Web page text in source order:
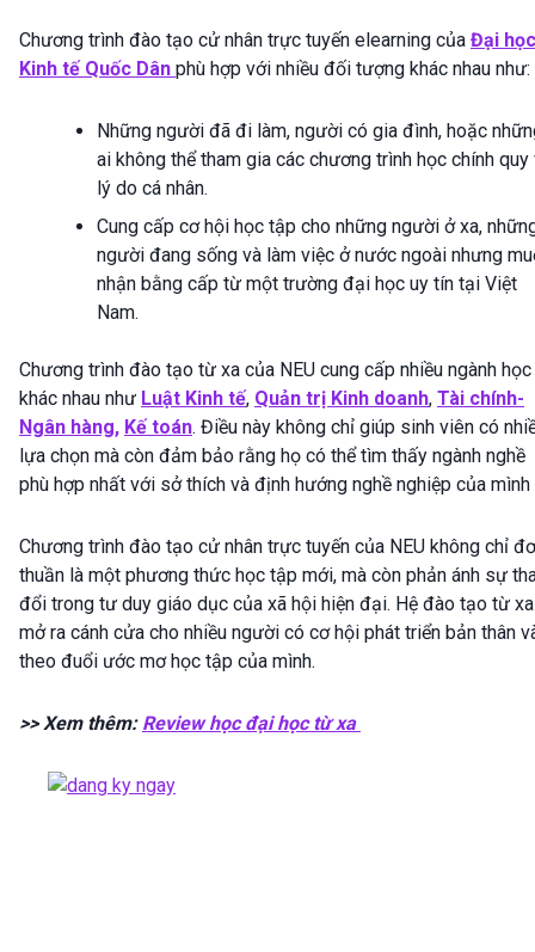
Chương trình đào tạo cử nhân trực tuyến elearning của Đại học
Kinh tế Quốc Dân phù hợp với nhiều đối tượng khác nhau như:
Những người đã đi làm, người có gia đình, hoặc
ai không thể tham gia các chương trình học chính quy
lý do cá nhân.
Cung cấp cơ hội học tập cho những người ở xa,
người đang sống và làm việc ở nước ngoài nhưng
nhận bằng cấp từ một trường đại học uy tín tại Việt
Nam.
Chương trình đào tạo từ xa của NEU cung cấp nhiều ngành học
khác nhau như Luật Kinh tế, Quản trị Kinh doanh, Tài chính-
Ngân hàng, Kế toán. Điều này không chỉ giúp sinh viên có
lựa chọn mà còn đảm bảo rằng họ có thể tìm thấy ngành nghề
phù hợp nhất với sở thích và định hướng nghề nghiệp của mình
Chương trình đào tạo cử nhân trực tuyến của NEU không chỉ
thuần là một phương thức học tập mới, mà còn phản ánh sự
đổi trong tư duy giáo dục của xã hội hiện đại. Hệ đào tạo từ xa
mở ra cánh cửa cho nhiều người có cơ hội phát triển bản thân
theo đuổi ước mơ học tập của mình.
>> Xem thêm: Review học đại học từ xa